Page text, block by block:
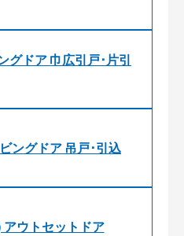
ドア 巾広引戸･片引
ングドア 吊戸･引込
ウトセットドア